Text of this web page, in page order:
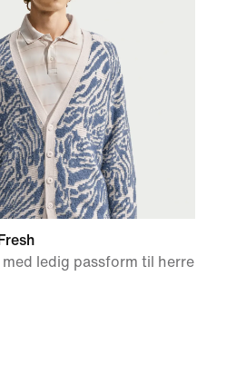
ledig passform til herre